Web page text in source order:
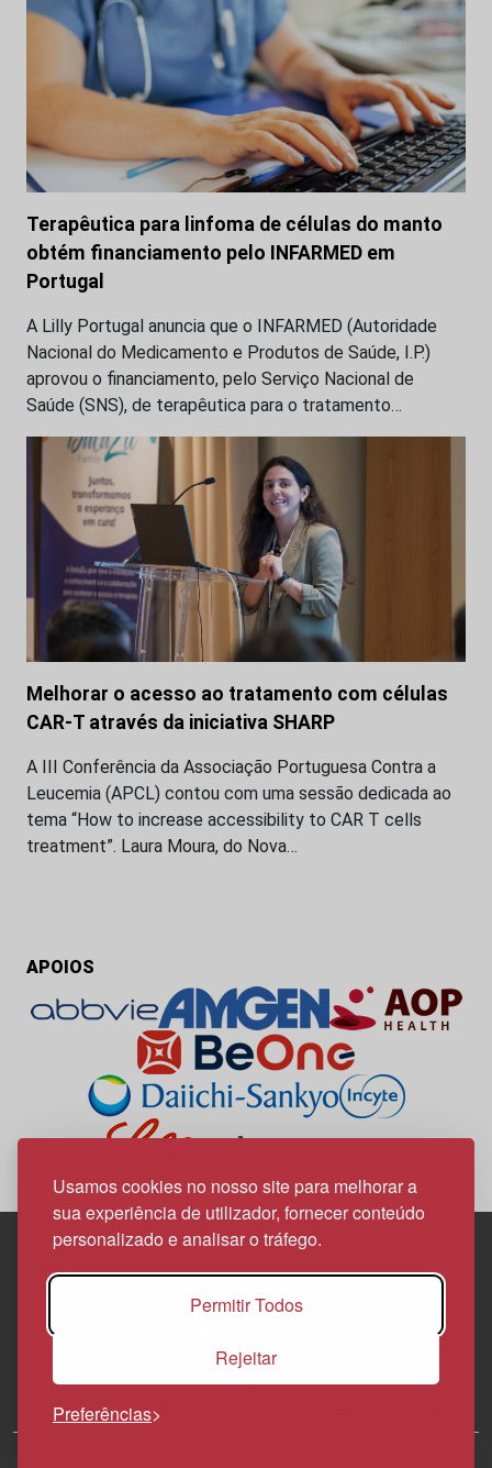
Usamos cookies no nosso site para melhorar a
sua experiência de utilizador, fornecer conteúdo
personalizado e analisar o tráfego.
Permitir Todos
Rejeitar
Preferências
Terapêutica para linfoma de células do manto
obtém financiamento pelo INFARMED em
Portugal
A Lilly Portugal anuncia que o INFARMED (Autoridade
Nacional do Medicamento e Produtos de Saúde, I.P.)
aprovou o financiamento, pelo Serviço Nacional de
Saúde (SNS), de terapêutica para o tratamento…
Melhorar o acesso ao tratamento com células
CAR-T através da iniciativa SHARP
A III Conferência da Associação Portuguesa Contra a
Leucemia (APCL) contou com uma sessão dedicada ao
tema “How to increase accessibility to CAR T cells
treatment”. Laura Moura, do Nova…
APOIOS
Edif. Lisboa Oriente | Av. Infante D. Henrique, n.º 333H, esc.
1800-282 Lisboa | Portugal